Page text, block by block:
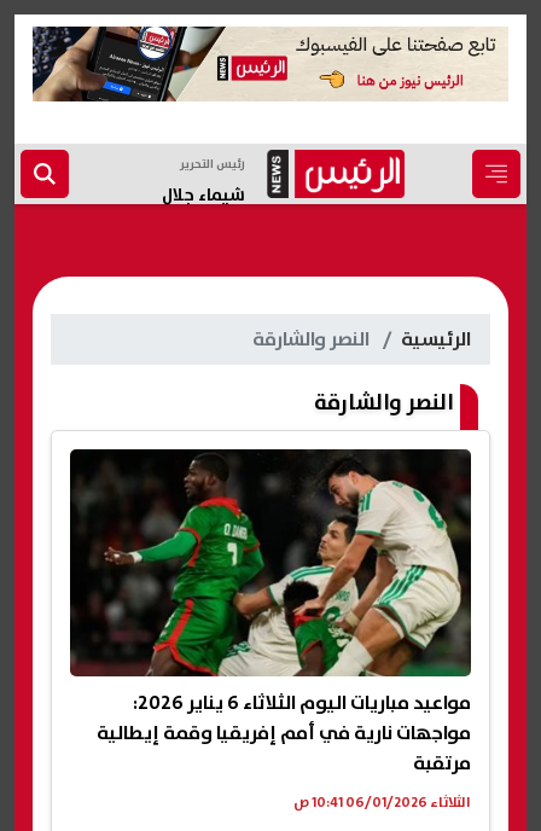
رئيس التحرير
شيماء جلال
الرئيسية النصر والشارقة
النصر والشارقة
مواعيد مباريات اليوم الثلاثاء 6 يناير 2026:
مواجهات نارية في أمم إفريقيا وقمة إيطالية
مرتقبة
الثلاثاء 06/01/2026 10:41 ص